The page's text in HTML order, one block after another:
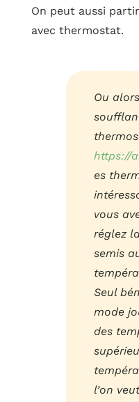
On peut aussi
avec thermostat.
Ou
https://
es
vous
réglez
semis
Seul
mode
des
l’on